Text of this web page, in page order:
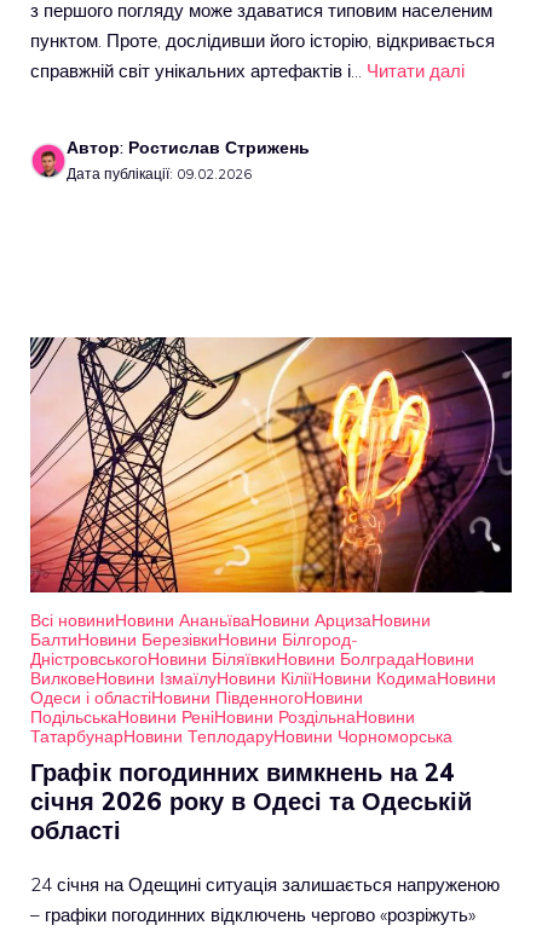
з першого погляду може здаватися типовим населеним
пунктом. Проте, дослідивши його історію, відкривається
справжній світ унікальних артефактів і… Читати далі
Автор: Ростислав Стрижень
Дата публікації: 09.02.2026
Всі новиниНовини АнаньїваНовини АрцизаНовини
БалтиНовини БерезівкиНовини Білгород-
ДністровськогоНовини БіляївкиНовини БолградаНовини
ВилковеНовини ІзмаїлуНовини КіліїНовини КодимаНовини
Одеси і областіНовини ПівденногоНовини
ПодільськаНовини РеніНовини РоздільнаНовини
ТатарбунарНовини ТеплодаруНовини Чорноморська
Графік погодинних вимкнень на 24
січня 2026 року в Одесі та Одеській
області
24 січня на Одещині ситуація залишається напруженою
– графіки погодинних відключень чергово «розріжуть»